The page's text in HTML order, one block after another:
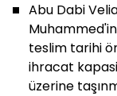
Abu Dabi
teslim tarihi
ihracat
üzerine